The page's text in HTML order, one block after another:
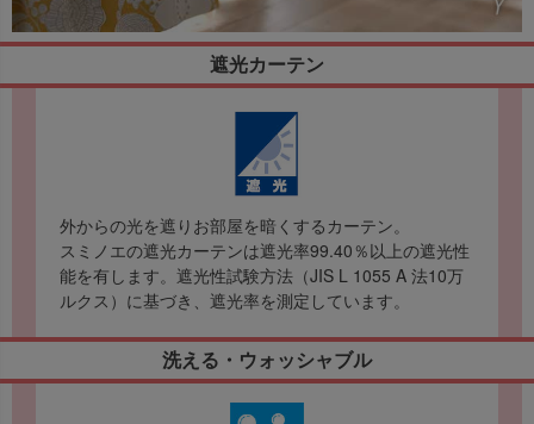
遮光カーテン
外からの光を遮りお部屋を暗くするカーテン。
スミノエの遮光カーテンは遮光率99.40％以上の遮光性
能を有します。遮光性試験方法（JIS L 1055 A 法10万
ルクス）に基づき、遮光率を測定しています。
洗える・ウォッシャブル